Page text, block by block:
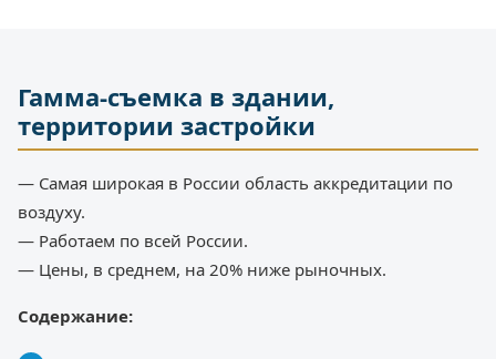
Гамма-съемка в здании,
территории застройки
— Самая широкая в России область аккредитации по
воздуху.
— Работаем по всей России.
— Цены, в среднем, на 20% ниже рыночных.
Содержание: